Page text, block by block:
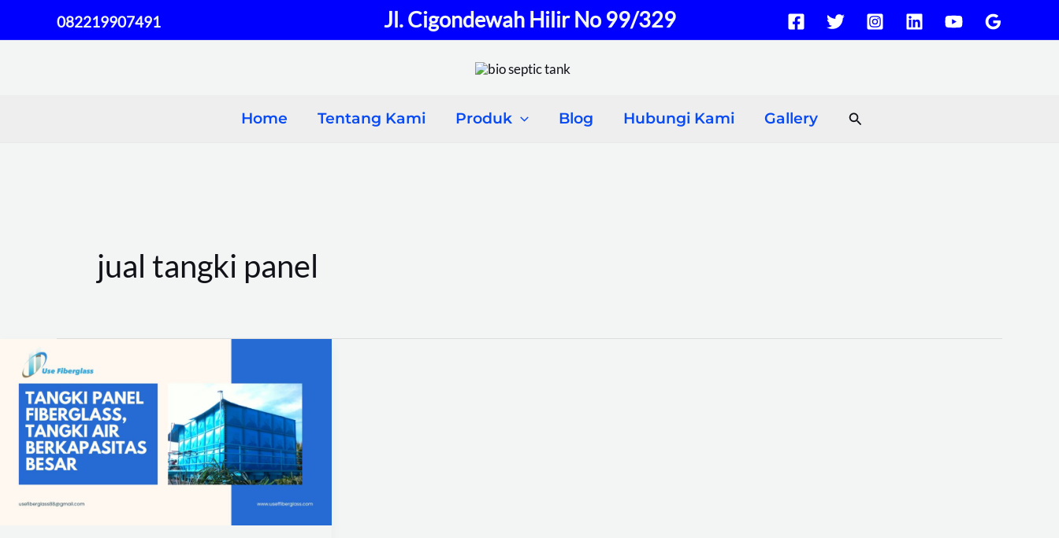
to
082219907491 Jl. Cigondewah Hilir No 99/329
Home Tentang Kami Produk Blog Hubungi Kami Gallery Search
jual tangki panel
Tangki
Panel
Fiberglass
FRP,
Tangki
Air